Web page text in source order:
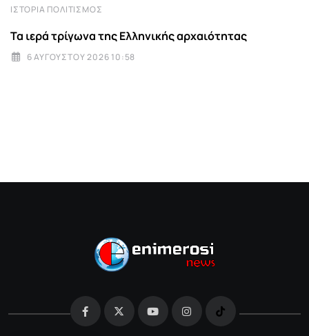
ΙΣΤΟΡΊΑ ΠΟΛΙΤΙΣΜΌΣ
Τα ιερά τρίγωνα της Ελληνικής αρχαιότητας
6 ΑΥΓΟΎΣΤΟΥ 2026 10:58